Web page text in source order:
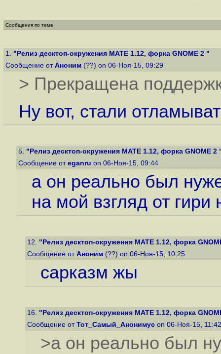
Сообщения по теме
1. "Релиз десктоп-окружения MATE 1.12, форка GNOME 2 "
Сообщение от Аноним (??) on 06-Ноя-15, 09:29
> Прекращена
Ну вот, стали
5. "Релиз десктоп-окружения MATE 1.12, форка GNOME 2
Сообщение от eganru on 06-Ноя-15, 09:44
а он реально был
на мой взгляд от гири
12. "Релиз десктоп-окружения MATE 1.12, форка
Сообщение от Аноним (??) on 06-Ноя-15, 10:25
сарказм жы
16. "Релиз десктоп-окружения MATE 1.12, форка
Сообщение от Тот_Самый_Анонимус on 06-Ноя-15,
>а он реально был